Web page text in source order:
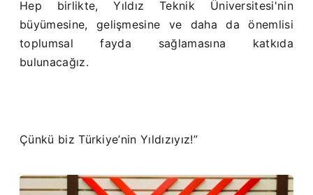
Hep birlikte, Yıldız Teknik Üniversitesi'nin
büyümesine, gelişmesine ve daha da önemlisi
toplumsal fayda sağlamasına katkıda
bulunacağız.
Çünkü biz Türkiye’nin Yıldızıyız!”